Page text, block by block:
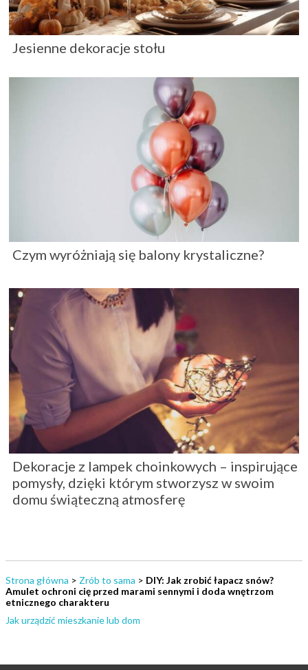
Jesienne dekoracje stołu
Czym wyróżniają się balony krystaliczne?
Dekoracje z lampek choinkowych – inspirujące
pomysły, dzięki którym stworzysz w swoim
domu świąteczną atmosferę
Strona główna > Zrób to sama > DIY: Jak zrobić łapacz snów?
Amulet ochroni cię przed marami sennymi i doda wnętrzom
etnicznego charakteru
Jak urządzić mieszkanie lub dom